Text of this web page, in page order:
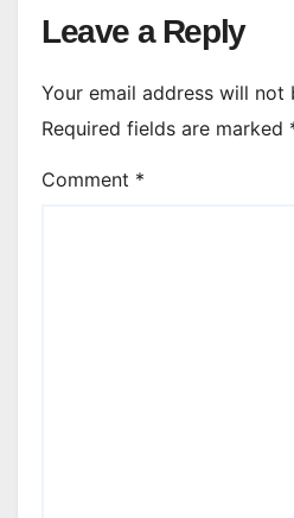
Leave a Reply
Your email address will not
Required fields are marked
Comment *